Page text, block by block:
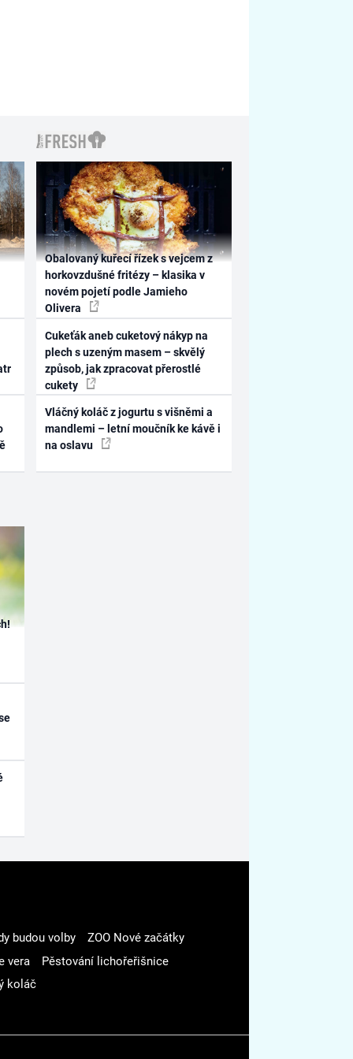
Obalovaný kuřecí řízek s vejcem z
horkovzdušné fritézy – klasika v
novém pojetí podle Jamieho
Olivera
Cukeťák aneb cuketový nákyp na
plech s uzeným masem – skvělý
způsob, jak zpracovat přerostlé
cukety
Vláčný koláč z jogurtu s višněmi a
mandlemi – letní moučník ke kávě i
na oslavu
budou volby
ZOO Nové začátky
vera
Pěstování lichořeřišnice
koláč